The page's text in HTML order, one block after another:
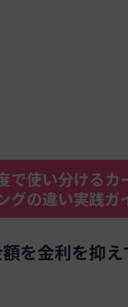
で使い分けるカ
グの違い実践ガ
を金利を抑